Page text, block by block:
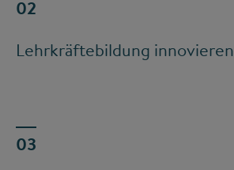
Lehrkräftebildung innovieren